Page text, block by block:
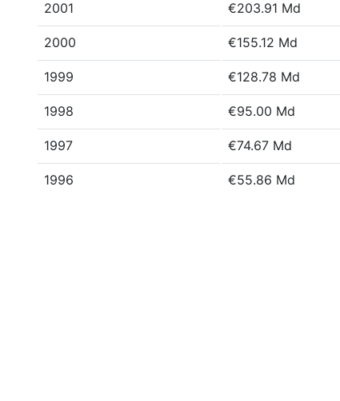
2001 €203.91 Md
2000 €155.12 Md
1999 €128.78 Md
1998 €95.00 Md
1997 €74.67 Md
1996 €55.86 Md